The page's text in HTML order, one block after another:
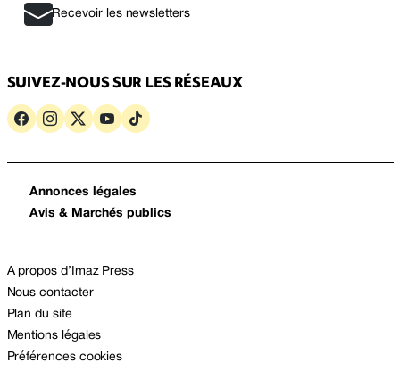
Recevoir les newsletters
SUIVEZ-NOUS SUR LES RÉSEAUX
Annonces légales
Avis & Marchés publics
A propos d’Imaz Press
Nous contacter
Plan du site
Mentions légales
Préférences cookies